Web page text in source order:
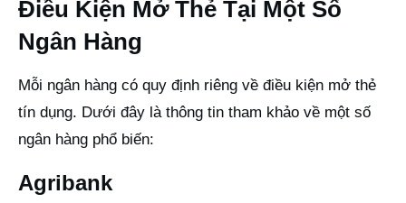
Điều Kiện Mở Thẻ Tại Một Số
Ngân Hàng
Mỗi ngân hàng có quy định riêng về điều kiện mở thẻ
tín dụng. Dưới đây là thông tin tham khảo về một số
ngân hàng phổ biến:
Agribank